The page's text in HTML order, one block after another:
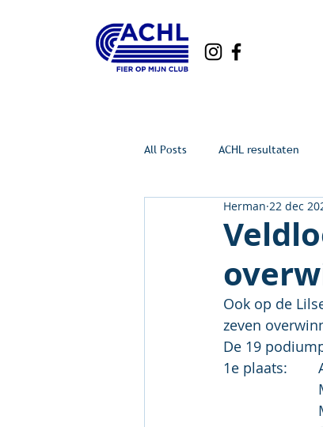
All Posts ACHL resultaten
Herman 22 dec
Ook op de
zeven
De 19